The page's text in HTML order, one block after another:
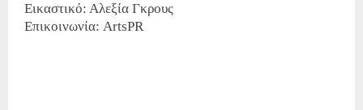
Εικαστικό: Αλεξία Γκρους
Επικοινωνία: ArtsPR